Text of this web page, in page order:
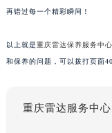
再错过每一个精彩瞬间！
以上就是重庆雷达保养服务中心
和保养的问题，可以拨打页面
重庆雷达服务中心